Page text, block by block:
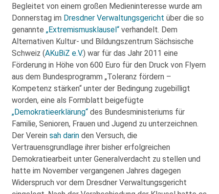
Begleitet von einem großen Medieninteresse wurde am
Donnerstag im Dresdner Verwaltungsgericht über die so
genannte „Extremismusklausel“ verhandelt. Dem
Alternativen Kultur- und Bildungszentrum Sächsische
Schweiz (AKuBiZ e.V.) war für das Jahr 2011 eine
Förderung in Höhe von 600 Euro für den Druck von Flyern
aus dem Bundesprogramm „Toleranz fördern –
Kompetenz stärken“ unter der Bedingung zugebilligt
worden, eine als Formblatt beigefügte
„Demokratieerklärung“ des Bundesministeriums für
Familie, Senioren, Frauen und Jugend zu unterzeichnen.
Der Verein sah darin den Versuch, die
Vertrauensgrundlage ihrer bisher erfolgreichen
Demokratiearbeit unter Generalverdacht zu stellen und
hatte im November vergangenen Jahres dagegen
Widerspruch vor dem Dresdner Verwaltungsgericht